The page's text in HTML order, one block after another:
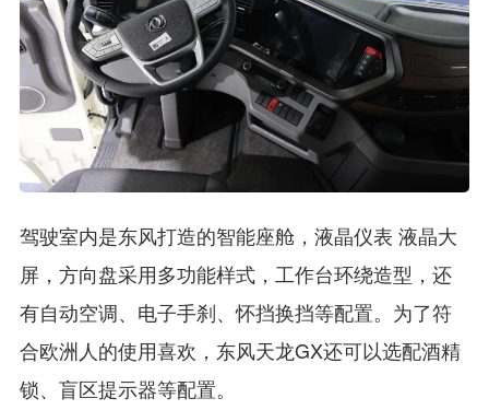
驾驶室内是东风打造的智能座舱，液晶仪表 液晶大
屏，方向盘采用多功能样式，工作台环绕造型，还
有自动空调、电子手刹、怀挡换挡等配置。为了符
合欧洲人的使用喜欢，东风天龙GX还可以选配酒精
锁、盲区提示器等配置。